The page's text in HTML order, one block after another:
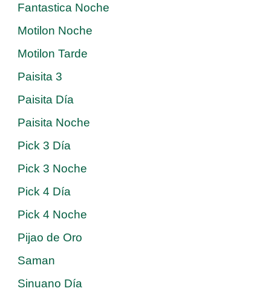
Fantastica Noche
Motilon Noche
Motilon Tarde
Paisita 3
Paisita Día
Paisita Noche
Pick 3 Día
Pick 3 Noche
Pick 4 Día
Pick 4 Noche
Pijao de Oro
Saman
Sinuano Día